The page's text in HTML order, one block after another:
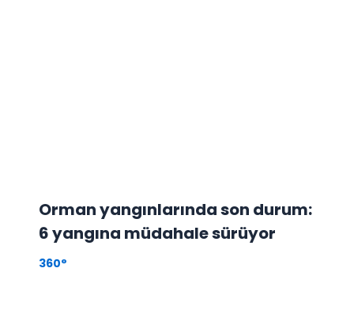
Orman yangınlarında son durum:
6 yangına müdahale sürüyor
360°